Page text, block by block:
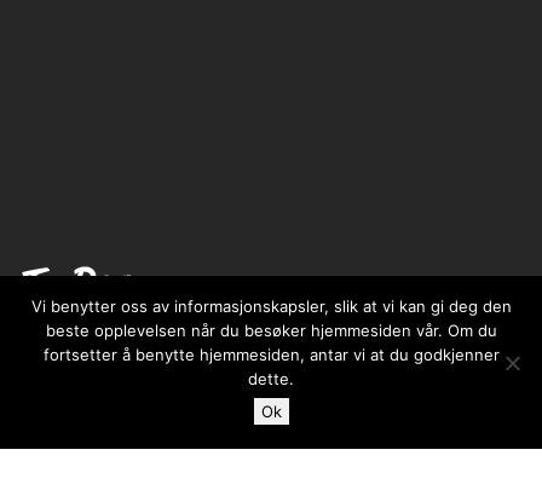
Case
Ta kontakt med
Vi benytter oss av informasjonskapsler, slik at vi kan gi deg den
beste opplevelsen når du besøker hjemmesiden vår. Om du
fortsetter å benytte hjemmesiden, antar vi at du godkjenner
dette.
Ok